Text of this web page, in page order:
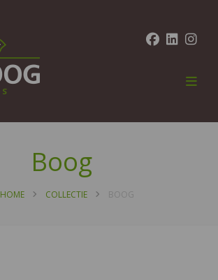
Boog
HOME COLLECTIE BOOG